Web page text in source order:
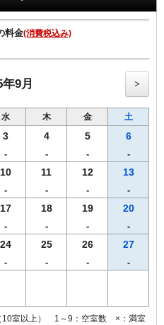
い。
コン、マッシュルームなど）、ミラ
ュー表の中からお好きなものをお選
場合は2名様分（お食事券2枚）お渡
に準ずる
により、定休日、営業時間は変更さ
はヨコイ店内で別途ご精算いただ
料金(消費税込み)
9月 >
水 木 金 土
3
-
4
-
5
-
6
-
10
-
11
-
12
-
13
-
17
-
18
-
19
-
20
-
24
-
25
-
26
-
27
-
10室以上） 1～9：空室数 ×：満室